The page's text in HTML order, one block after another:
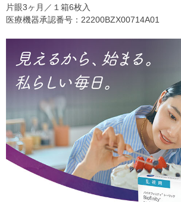
片眼3ヶ月／１箱6枚入
医療機器承認番号：22200BZX00714A01